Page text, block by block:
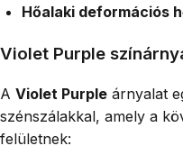
Hőalaki deformációs
Violet Purple
A Violet Purple árnyalat
szénszálakkal, amely a
felületnek: